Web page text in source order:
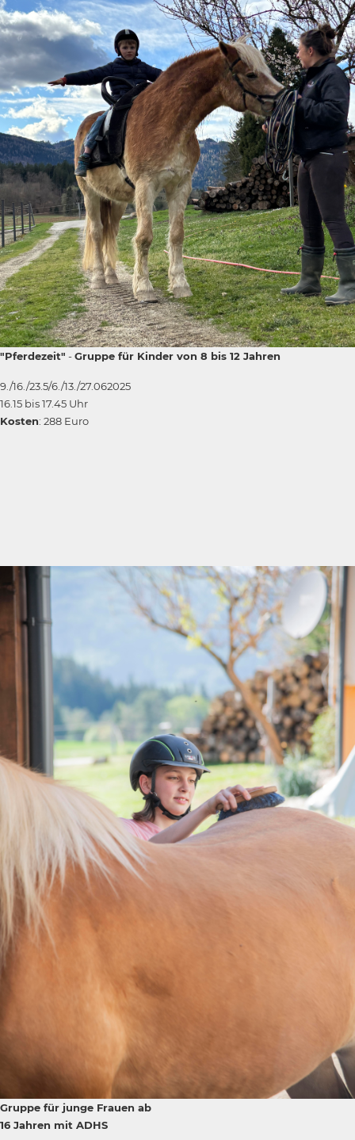
"Pferdezeit" -Gruppe für Kinder von 8 bis 12 Jahren
9./16./23.5/6./13./27.062025
16.15 bis 17.45 Uhr
Kosten: 288 Euro
Gruppe für junge Frauen ab
16 Jahren mit ADHS